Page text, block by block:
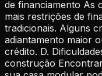
de financiamento As
mais restrições de
tradicionais. Alguns
adiantamento maior
crédito. D.
construção